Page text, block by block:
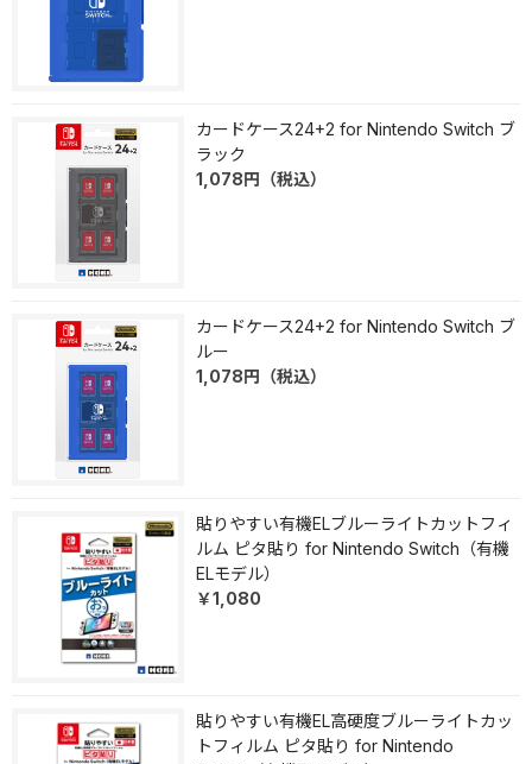
カードケース24+2 for Nintendo Switch ブ
ラック
1,078円 （税込）
カードケース24+2 for Nintendo Switch ブ
ルー
1,078円 （税込）
貼りやすい有機ELブルーライトカットフィ
ルム ピタ貼り for Nintendo Switch（有機
ELモデル）
￥1,080
貼りやすい有機EL高硬度ブルーライトカッ
トフィルム ピタ貼り for Nintendo